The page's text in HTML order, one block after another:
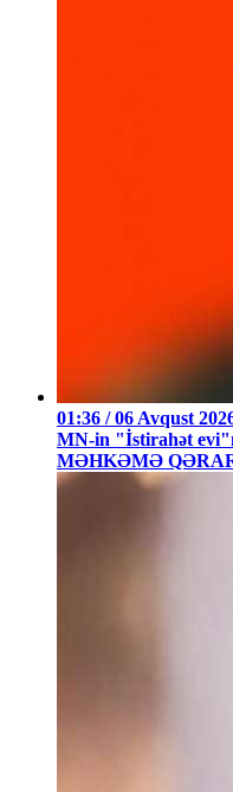
01:36 / 06 Avqust
MN-in "İstirahət
MƏHKƏMƏ